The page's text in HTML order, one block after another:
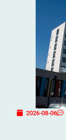
2026-08-06